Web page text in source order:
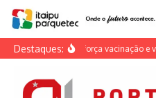
Ir para o conteúdo
Destaques:Cambé reforça vacinação e